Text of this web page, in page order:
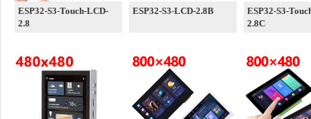
ESP32-S3-Touch-LCD-
2.8
ESP32-S3-LCD-2.8B
ESP32-S3-
2.8C